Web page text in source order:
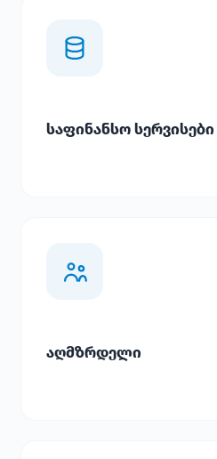
საფინანსო სერვისები
აღმზრდელი